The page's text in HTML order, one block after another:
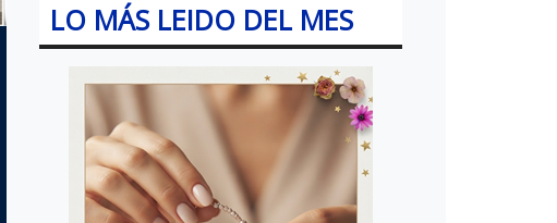
LO MÁS LEIDO DEL MES